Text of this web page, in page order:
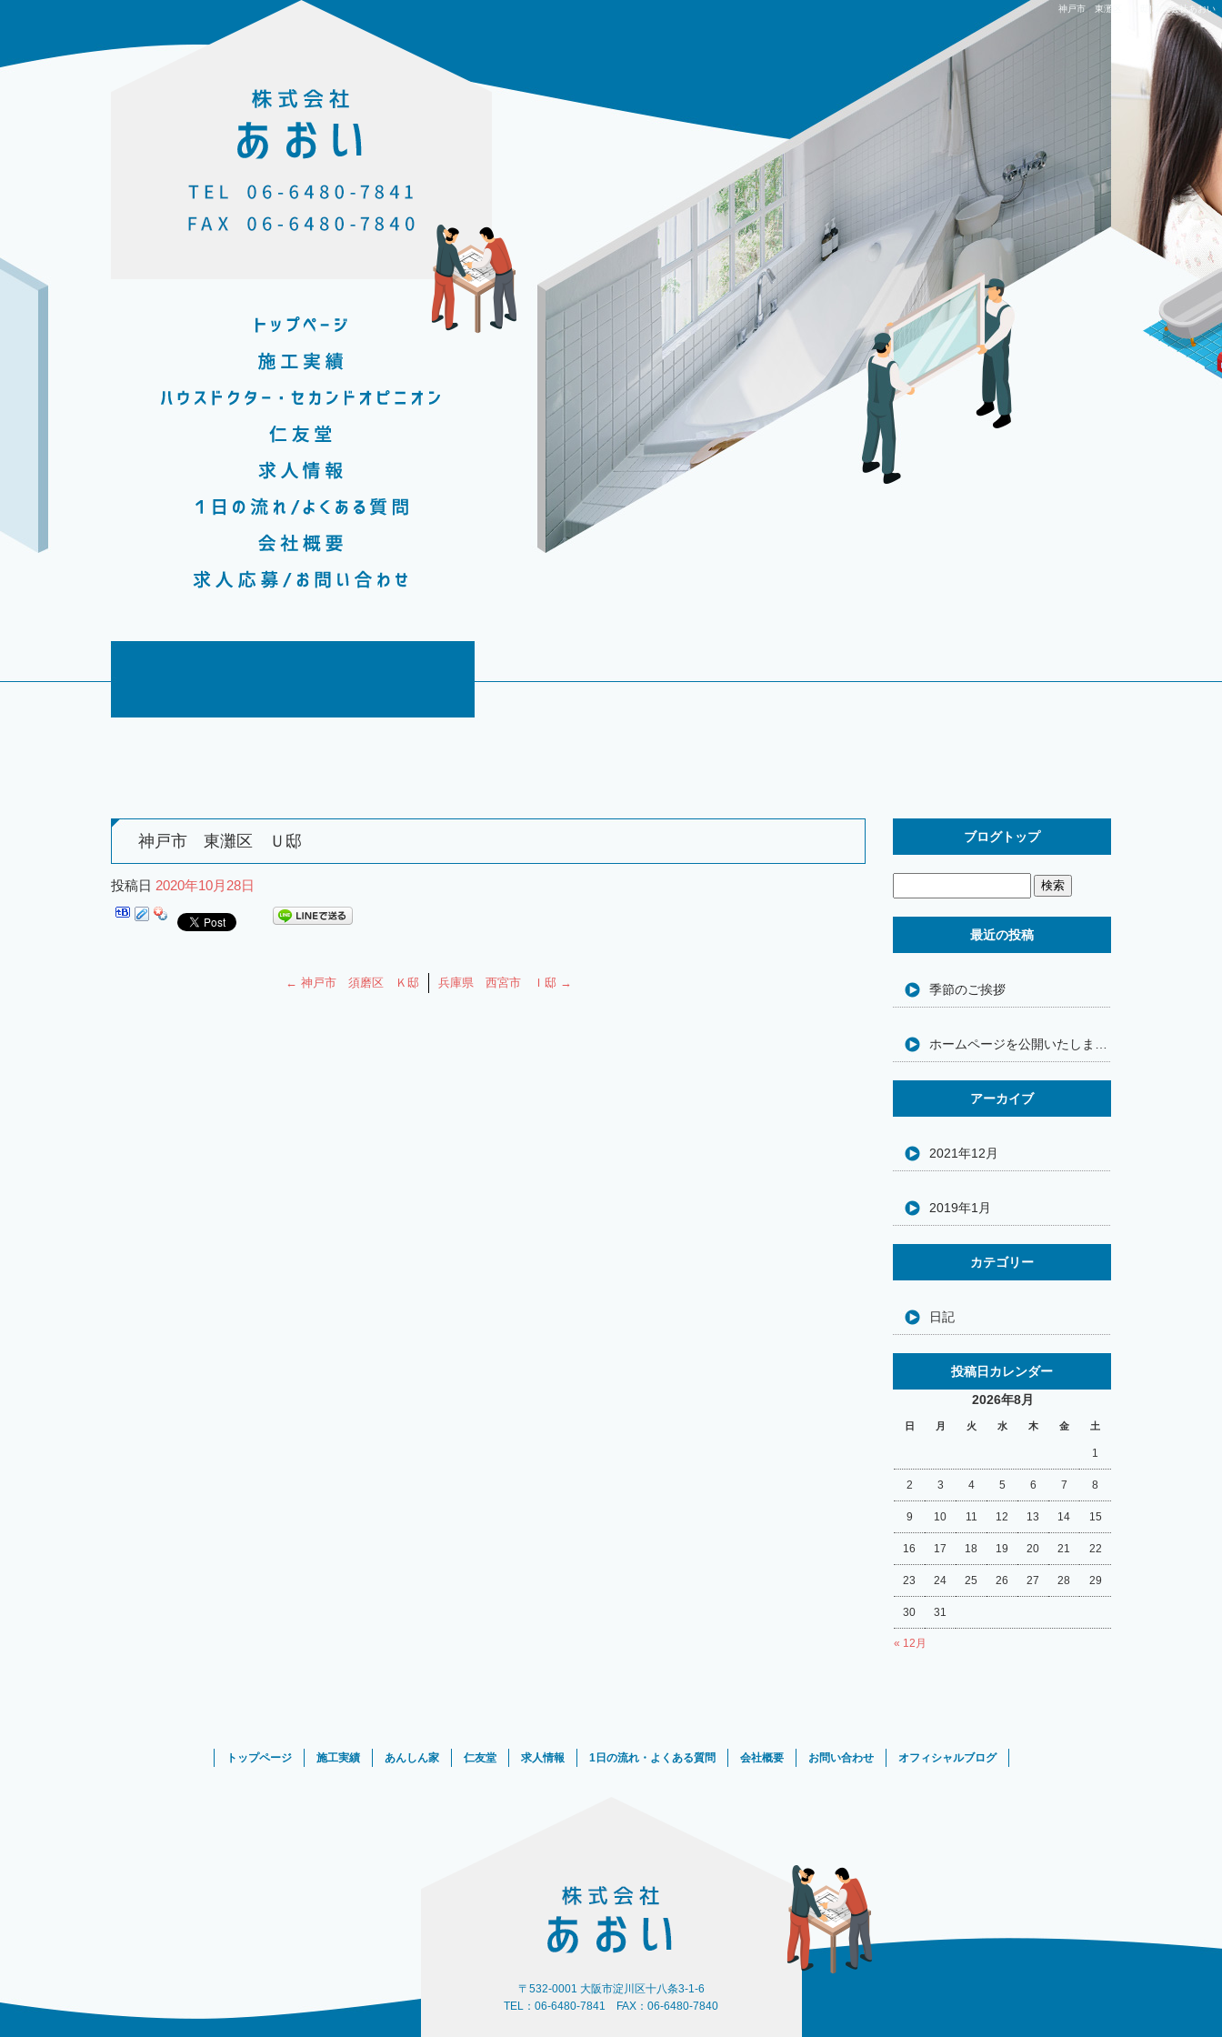
神戸市 東灘区 Ｕ邸|株式会社あおい
神戸市 東灘区 Ｕ邸
投稿日 2020年10月28日
← 神戸市 須磨区 Ｋ邸 兵庫県 西宮市 Ｉ邸 →
ブログトップ
最近の投稿
季節のご挨拶
アーカイブ
2021年12月
2019年1月
カテゴリー
日記
投稿日カレンダー
2026年8月
日 月 火 水 木 金 土
« 12月
1
2 3 4 5 6 7 8
9 10 11 12 13 14 15
16 17 18 19 20 21 22
23 24 25 26 27 28 29
30 31
トップページ 施工実績 あんしん家 仁友堂 求人情報 1日の流れ・よくある質問 会社概要 お問い合わせ オフィシャルブログ
〒532-0001 大阪市淀川区十八条3-1-6
TEL：06-6480-7841 FAX：06-6480-7840